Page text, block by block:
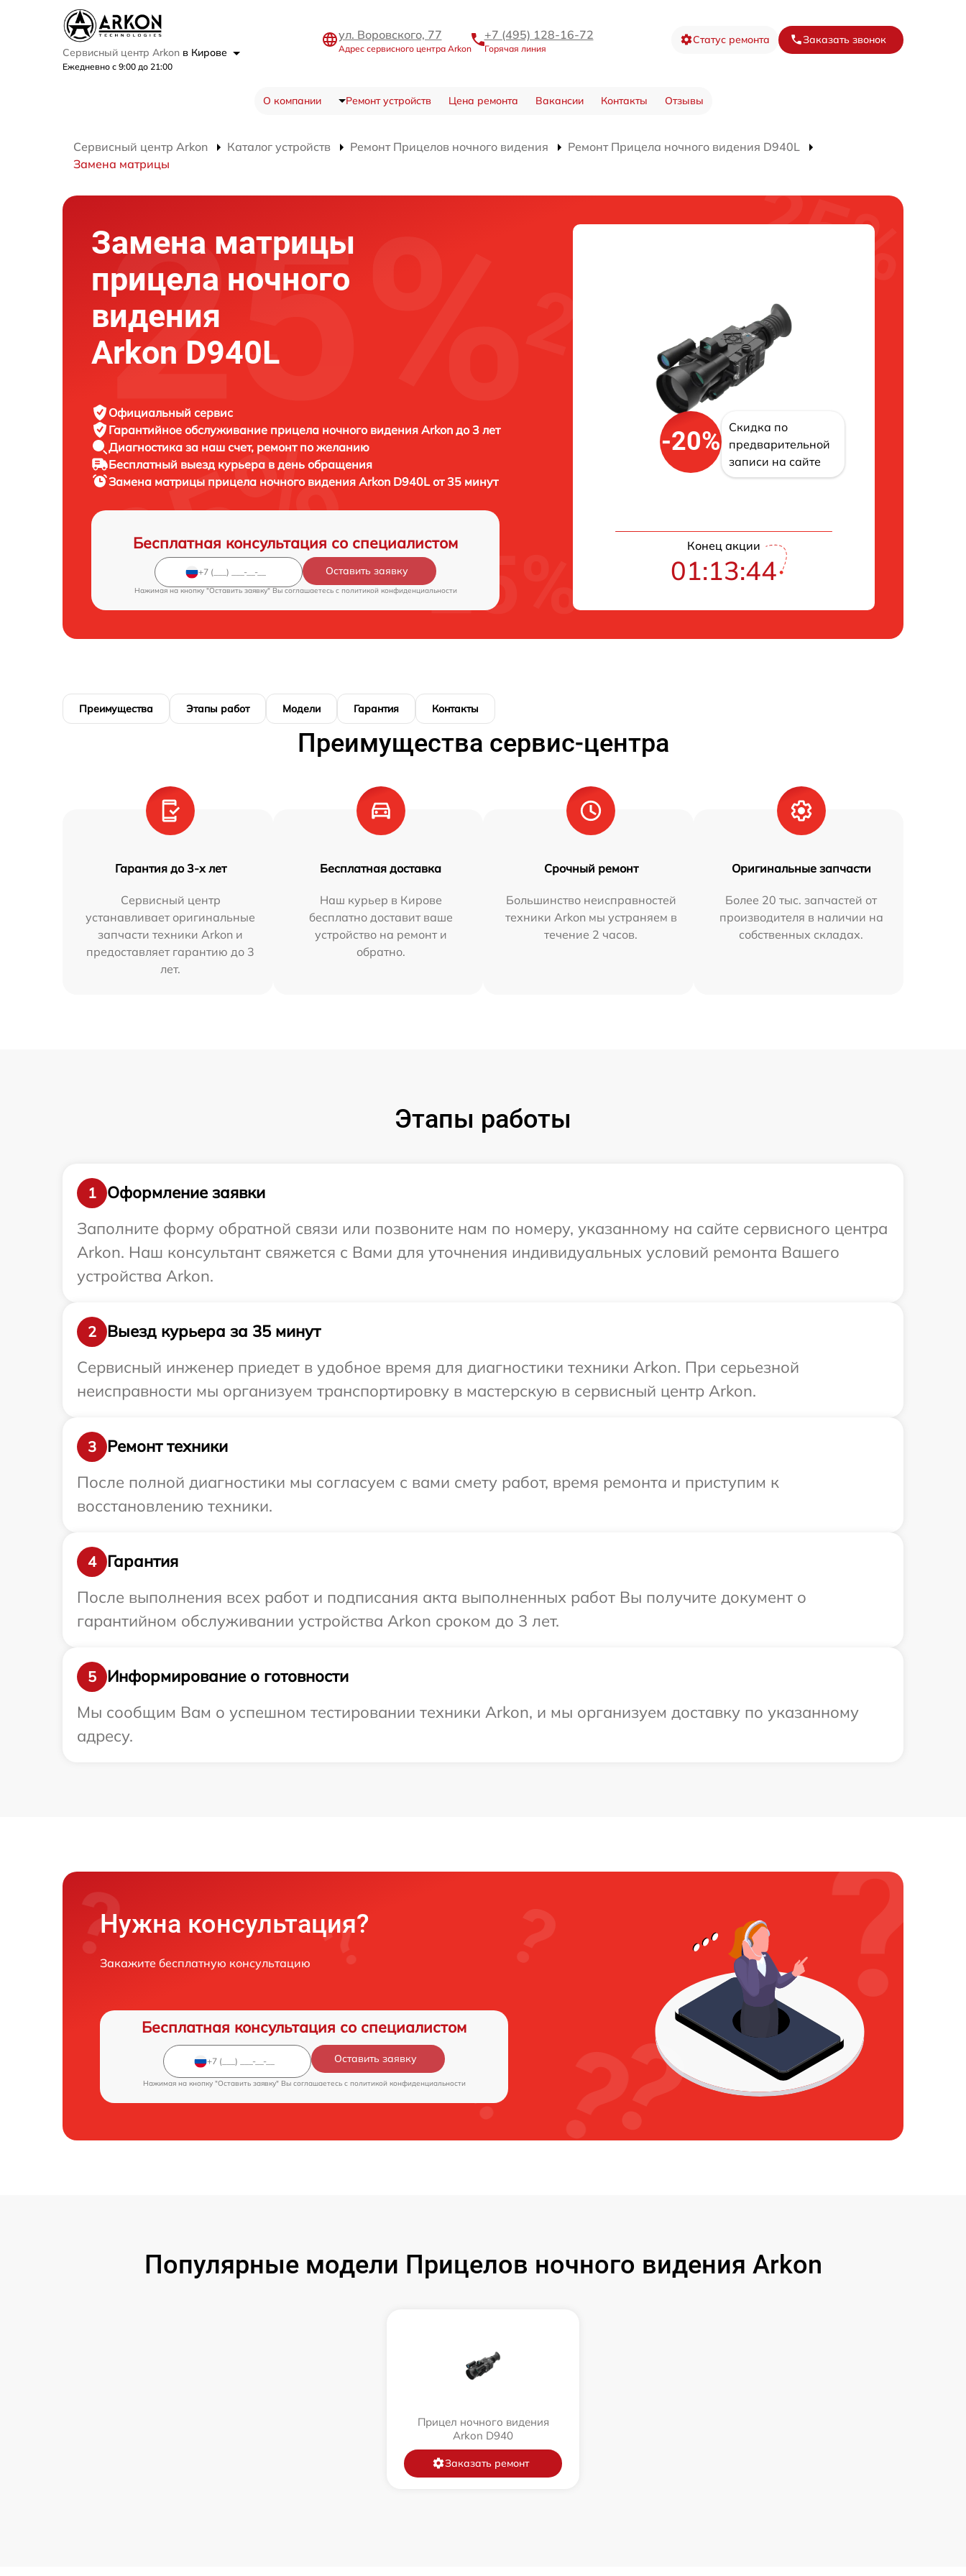
Сервисный центр Arkon в Кирове
Ежедневно с 9:00 до 21:00
ул. Воровского, 77
Адрес сервисного центра Arkon
+7 (495) 128-16-72
Горячая линия
Статус ремонта Заказать звонок
О компании Ремонт устройств Цена ремонта Вакансии Контакты Отзывы
Сервисный центр Arkon Каталог устройств Ремонт Прицелов ночного видения
Ремонт Прицела ночного видения D940L
Замена матрицы
Замена матрицы
прицела ночного
видения
Arkon D940L
Официальный сервис
Гарантийное обслуживание прицела ночного видения Arkon до 3 лет
Диагностика за наш счет, ремонт по желанию
Бесплатный выезд курьера в день обращения
Замена матрицы прицела ночного видения Arkon D940L от 35 минут
Бесплатная консультация со специалистом
Оставить заявку
Нажимая на кнопку "Оставить заявку" Вы соглашаетесь c политикой конфиденциальности
-20%
Скидка по
предварительной
записи на сайте
Конец акции
01:13:43
Преимущества Этапы работ Модели Гарантия Контакты
Преимущества сервис-центра
Гарантия до 3-х лет
Сервисный центр
устанавливает оригинальные
запчасти техники Arkon и
предоставляет гарантию до 3
лет.
Бесплатная доставка
Наш курьер в Кирове
бесплатно доставит ваше
устройство на ремонт и
обратно.
Срочный ремонт
Большинство неисправностей
техники Arkon мы устраняем в
течение 2 часов.
Оригинальные запчасти
Более 20 тыс. запчастей от
производителя в наличии на
собственных складах.
Этапы работы
1
Оформление заявки
Заполните форму обратной связи или позвоните нам по номеру, указанному на сайте сервисного центра
Arkon. Наш консультант свяжется с Вами для уточнения индивидуальных условий ремонта Вашего
устройства Arkon.
2
Выезд курьера за 35 минут
Сервисный инженер приедет в удобное время для диагностики техники Arkon. При серьезной
неисправности мы организуем транспортировку в мастерскую в сервисный центр Arkon.
3
Ремонт техники
После полной диагностики мы согласуем с вами смету работ, время ремонта и приступим к
восстановлению техники.
4
Гарантия
После выполнения всех работ и подписания акта выполненных работ Вы получите документ о
гарантийном обслуживании устройства Arkon сроком до 3 лет.
5
Информирование о готовности
Мы сообщим Вам о успешном тестировании техники Arkon, и мы организуем доставку по указанному
адресу.
Нужна консультация?
Закажите бесплатную консультацию
Бесплатная консультация со специалистом
Оставить заявку
Нажимая на кнопку "Оставить заявку" Вы соглашаетесь c политикой конфиденциальности
Популярные модели Прицелов ночного видения Arkon
Прицел ночного видения
Arkon D940
Заказать ремонт